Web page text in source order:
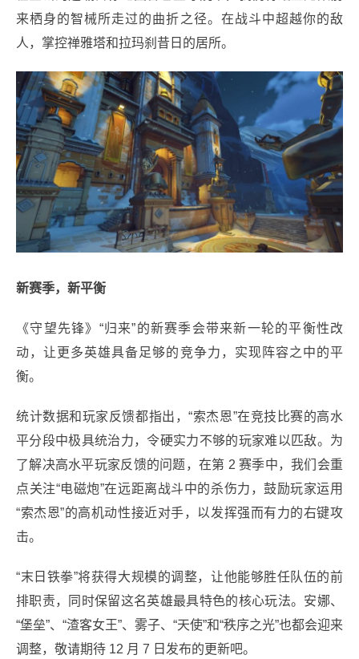
来栖身的智械所走过的曲折之径。在战斗中超越你的敌
人，掌控禅雅塔和拉玛刹昔日的居所。
新赛季，新平衡
《守望先锋》“归来”的新赛季会带来新一轮的平衡性改
动，让更多英雄具备足够的竞争力，实现阵容之中的平
衡。
统计数据和玩家反馈都指出，“索杰恩”在竞技比赛的高水
平分段中极具统治力，令硬实力不够的玩家难以匹敌。为
了解决高水平玩家反馈的问题，在第 2 赛季中，我们会重
点关注“电磁炮”在远距离战斗中的杀伤力，鼓励玩家运用
“索杰恩”的高机动性接近对手，以发挥强而有力的右键攻
击。
“末日铁拳”将获得大规模的调整，让他能够胜任队伍的前
排职责，同时保留这名英雄最具特色的核心玩法。安娜、
“堡垒”、“渣客女王”、雾子、“天使”和“秩序之光”也都会迎来
调整，敬请期待 12 月 7 日发布的更新吧。